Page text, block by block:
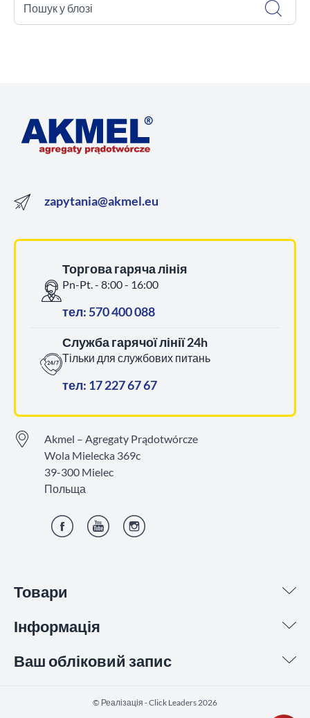
Пошук у блозі
Товари
Інформація
Ваш обліковий запис
zapytania@akmel.eu
Торгова гаряча лінія
Pn-Pt. - 8:00 - 16:00
тел: 570 400 088
Служба гарячої лінії 24h
Тільки для службових питань
тел: 17 227 67 67
Akmel – Agregaty Prądotwórcze
Wola Mielecka 369c
39-300 Mielec
Польща
©️ Реалізація - Click Leaders 2026